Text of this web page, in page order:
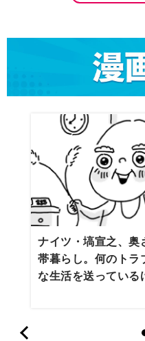
ナイツ・塙宣之、奥
帯暮らし。何のトラ
な生活を送っている
「静夫さん」はち